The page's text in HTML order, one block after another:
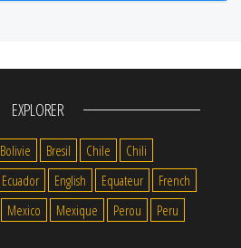
EXPLORER
Bolivie Bresil Chile
Chili
Ecuador English Equateur
French
Mexico Mexique Perou Peru